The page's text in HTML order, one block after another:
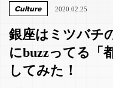
Culture 2020.02.25
銀座はミツバチ
にbuzzってる「
してみた！